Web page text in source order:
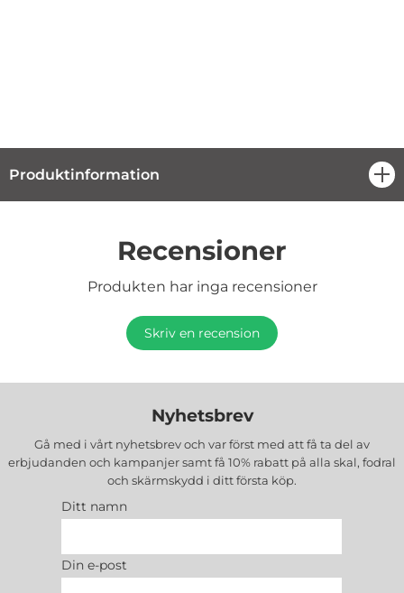
Produktinformation
Recensioner
Produkten har inga recensioner
Skriv en recension
Nyhetsbrev
Gå med i vårt nyhetsbrev och var först med att få ta del av
erbjudanden och kampanjer samt få 10% rabatt på alla skal, fodral
och skärmskydd i ditt första köp.
Ditt namn
Din e-post